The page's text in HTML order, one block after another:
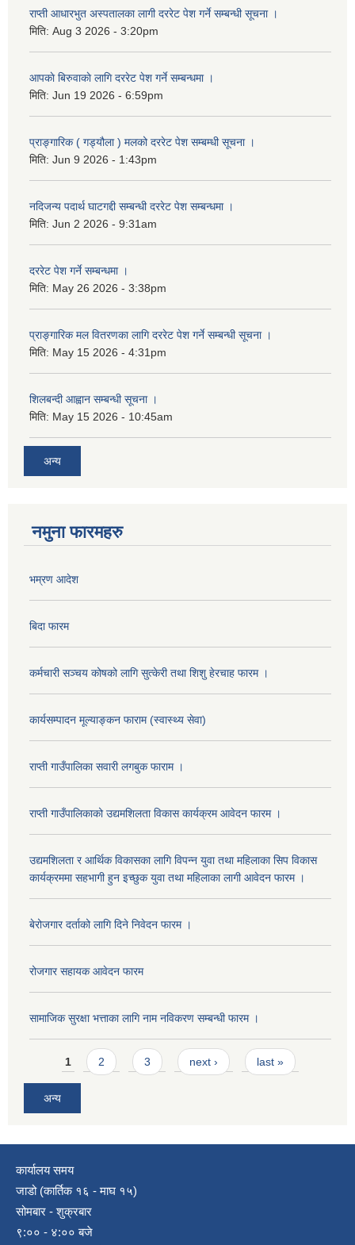
राप्ती आधारभुत अस्पतालका लागी दररेट पेश गर्ने सम्बन्धी सूचना ।
मिति: Aug 3 2026 - 3:20pm
आपकाे बिरुवाकाे लागि दररेट पेश गर्ने सम्बन्धमा ।
मिति: Jun 19 2026 - 6:59pm
प्राङ्गारिक ( गड्यौला ) मलको दररेट पेश सम्बम्धी सूचना ।
मिति: Jun 9 2026 - 1:43pm
नदिजन्य पदार्थ घाटगद्दी सम्बन्धी दररेट पेश सम्बन्धमा ।
मिति: Jun 2 2026 - 9:31am
दररेट पेश गर्ने सम्बन्धमा ।
मिति: May 26 2026 - 3:38pm
प्राङ्गारिक मल वितरणका लागि दररेट पेश गर्ने सम्बन्धी सूचना ।
मिति: May 15 2026 - 4:31pm
शिलबन्दी आह्वान सम्बन्धी सूचना ।
मिति: May 15 2026 - 10:45am
अन्य
नमुना फारमहरु
भम्रण आदेश
बिदा फारम
कर्मचारी सञ्चय कोषको लागि सुत्केरी तथा शिशु हेरचाह फारम ।
कार्यसम्पादन मूल्याङ्कन फाराम (स्वास्थ्य सेवा)
राप्ती गाउँपालिका सवारी लगबुक फाराम ।
राप्ती गाउँपालिकाको उद्यमशिलता विकास कार्यक्रम आवेदन फारम ।
उद्यमशिलता र आर्थिक विकासका लागि विपन्न युवा तथा महिलाका सिप विकास
कार्यक्रममा सहभागी हुन इच्छुक युवा तथा महिलाका लागी आवेदन फारम ।
बेरोजगार दर्ताको लागि दिने निवेदन फारम ।
रोजगार सहायक आवेदन फारम
सामाजिक सुरक्षा भत्ताका लागि नाम नविकरण सम्बन्धी फारम ।
Pages
1 2 3 next › last »
अन्य
कार्यालय समय
जाडो (कार्तिक १६ - माघ १५)
सोमबार - शुक्रबार
९:०० - ४:०० बजे